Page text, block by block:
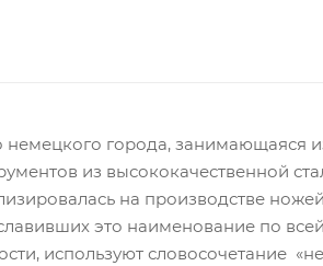
города, занимающаяся
из высококачественной
на производстве
это наименование по
используют словосочетание